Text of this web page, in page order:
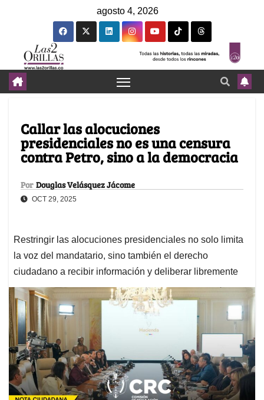
agosto 4, 2026
Callar las alocuciones
presidenciales no es una censura
contra Petro, sino a la democracia
Por Douglas Velásquez Jácome
OCT 29, 2025
Restringir las alocuciones presidenciales no solo limita
la voz del mandatario, sino también el derecho
ciudadano a recibir información y deliberar libremente